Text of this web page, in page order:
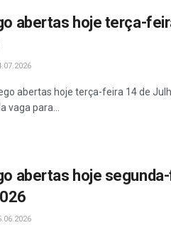
abertas hoje terça-
abertas hoje terça-feira 14 de
vaga para...
abertas hoje